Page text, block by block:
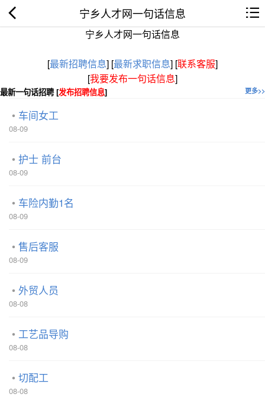
宁乡人才网一句话信息
宁乡人才网一句话信息
[最新招聘信息] [最新求职信息] [联系客服]
[我要发布一句话信息]
更多>>
最新一句话招聘 [发布招聘信息]
车间女工
08-09
护士 前台
08-09
车险内勤1名
08-09
售后客服
08-09
外贸人员
08-08
工艺品导购
08-08
切配工
08-08